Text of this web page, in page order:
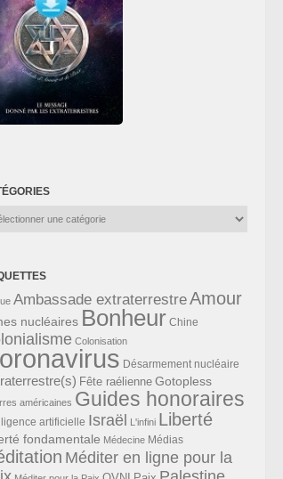
Ambassade extraterrestreAmour
nucléaires Bonheur Chine
Colonisation
Désarmement nucléaire
Fête raélienne Gotopless
américaines Guides honoraires
artificielle Israël L'infini Liberté
fondamentale Médecine Médias
Méditer en ligne pour la